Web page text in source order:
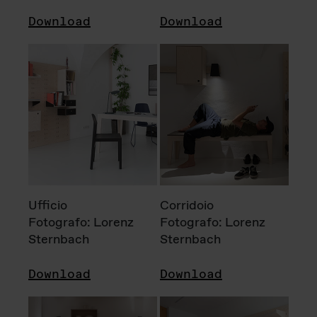
Download Download
Ufficio
Fotografo: Lorenz
Sternbach
Download
Corridoio
Fotografo: Lorenz
Sternbach
Download